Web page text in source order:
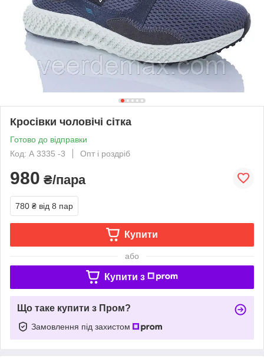
Кросівки чоловічі сітка
Готово до відправки
Код: А 3335 -3
Опт і роздріб
980 ₴/пара
780 ₴ від 8 пар
Купити
або
Купити з
Що таке купити з Пром?
Замовлення під захистом